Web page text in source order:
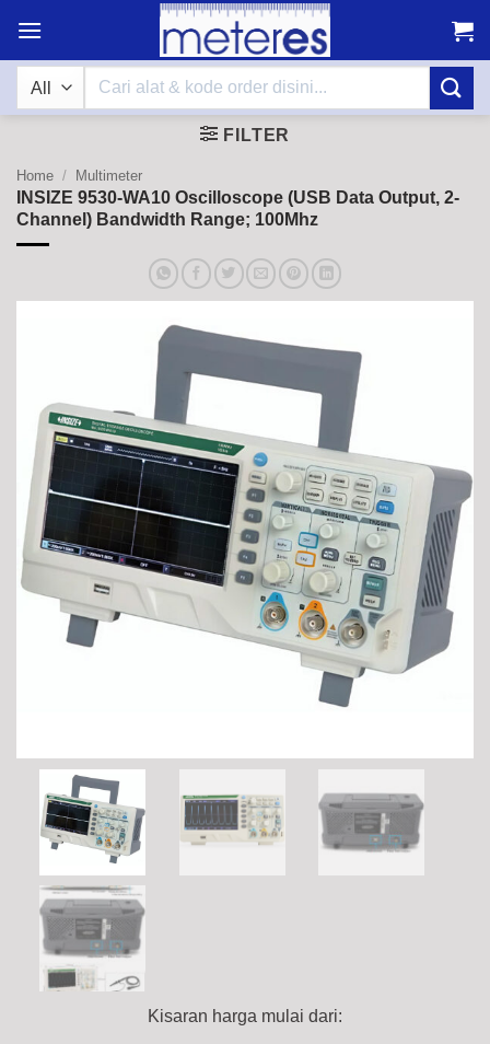
content
Search
FILTER
Home / Multimeter
INSIZE 9530-WA10 Oscilloscope (USB Data Output, 2-
Channel) Bandwidth Range; 100Mhz
Kisaran harga mulai dari: